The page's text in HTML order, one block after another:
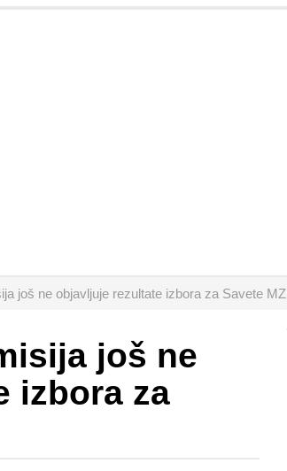
još ne objavljuje rezultate izbora za Savete MZ
još ne
izbora za